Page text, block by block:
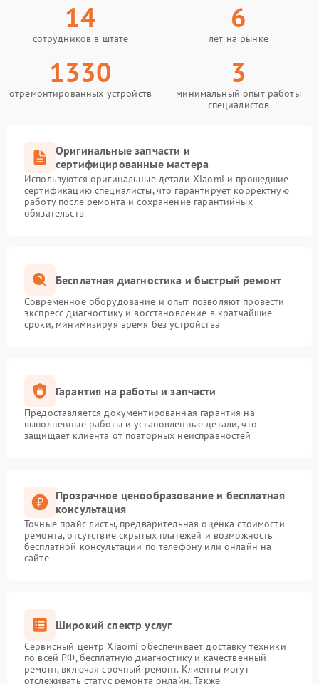
14
сотрудников в штате
6
лет на рынке
1330
отремонтированных устройств
3
минимальный опыт работы
специалистов
Оригинальные запчасти и
сертифицированные мастера
Используются оригинальные детали Xiaomi и прошедшие
сертификацию специалисты, что гарантирует корректную
работу после ремонта и сохранение гарантийных
обязательств
Бесплатная диагностика и быстрый ремонт
Современное оборудование и опыт позволяют провести
экспресс-диагностику и восстановление в кратчайшие
сроки, минимизируя время без устройства
Гарантия на работы и запчасти
Предоставляется документированная гарантия на
выполненные работы и установленные детали, что
защищает клиента от повторных неисправностей
Прозрачное ценообразование и бесплатная
консультация
Точные прайс-листы, предварительная оценка стоимости
ремонта, отсутствие скрытых платежей и возможность
бесплатной консультации по телефону или онлайн на
сайте
Широкий спектр услуг
Сервисный центр Xiaomi обеспечивает доставку техники
по всей РФ, бесплатную диагностику и качественный
ремонт, включая срочный ремонт. Клиенты могут
отслеживать статус ремонта онлайн. Также